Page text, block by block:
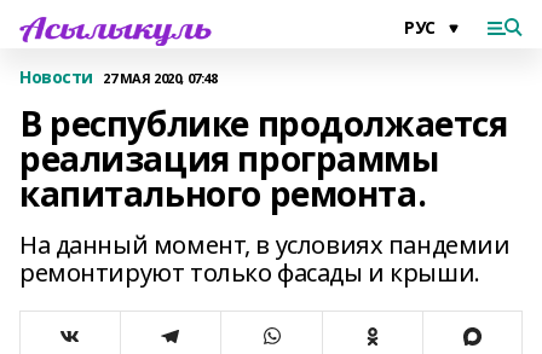
Новости 27 МАЯ 2020, 07:48
В республике продолжается
реализация программы
капитального ремонта.
На данный момент, в условиях пандемии
ремонтируют только фасады и крыши.